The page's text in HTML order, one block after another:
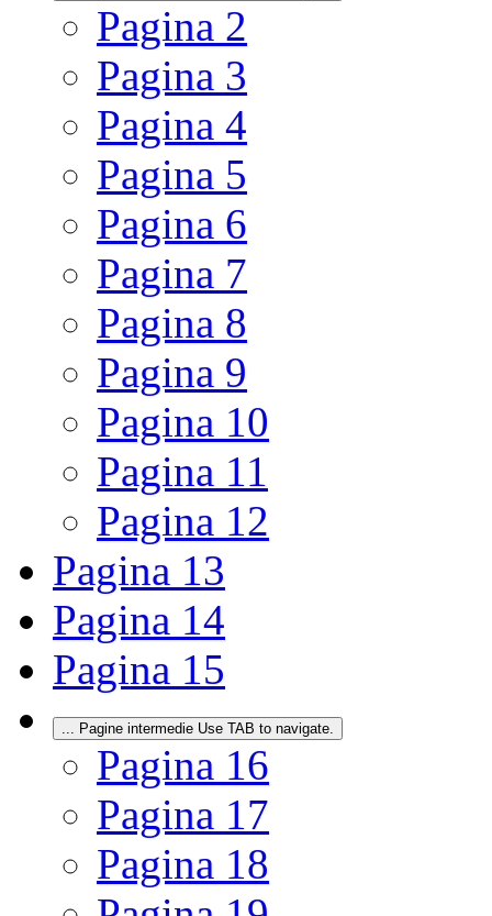
Pagina 2
Pagina 3
Pagina 4
Pagina 5
Pagina 6
Pagina 7
Pagina 8
Pagina 9
Pagina 10
Pagina 11
Pagina 12
Pagina 13
Pagina 14
Pagina 15
Pagine intermedie Use TAB to navigate.
Pagina 16
Pagina 17
Pagina 18